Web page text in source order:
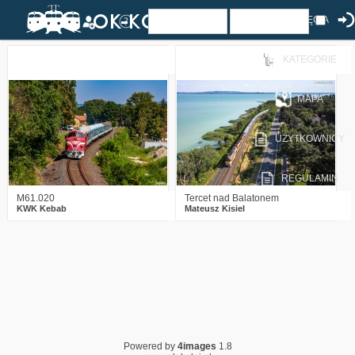
ZDJĘCIA
KATEGORIE
MAPA
UŻYTKOWNICY
REGULAMIN
M61.020
KWK Kebab
1134 23
Tercet nad Balatonem
Mateusz Kisiel
Powered by 4images 1.8